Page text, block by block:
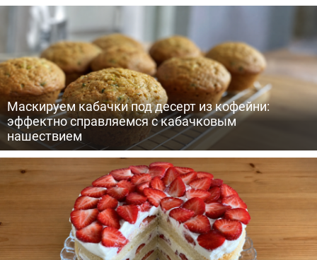
Маскируем кабачки под десерт из кофейни:
эффектно справляемся с кабачковым
нашествием